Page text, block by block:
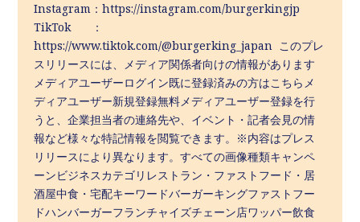
Instagram：https://instagram.com/burgerkingjp
TikTok ：
https://www.tiktok.com/@burgerking_japan このプレ
スリリースには、メディア関係者向けの情報があります
メディアユーザーログイン既に登録済みの方はこちらメ
ディアユーザー新規登録無料メディアユーザー登録を行
うと、企業担当者の連絡先や、イベント・記者会見の情
報など様々な特記情報を閲覧できます。※内容はプレス
リリースにより異なります。すべての画像種類キャンペ
ーンビジネスカテゴリレストラン・ファストフード・居
酒屋中食・宅配キーワードバーガーキングファストフー
ドハンバーガーフランチャイズチェーン店ワッパー飲食